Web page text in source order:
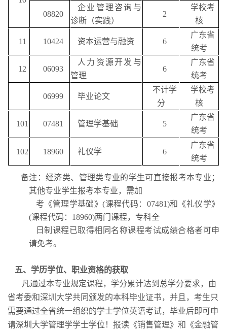
08820
企业管理咨询与
诊断（实践）
2
学校考
核
11 10424 资本运营与融资 6
广东省
统考
12 06093
人力资源开发与
管理
6
广东省
统考
06999 毕业论文
不计学
分
学校考
核
101 07481 管理学基础 5
广东省
统考
102 18960 礼仪学 6
广东省
统考
备注：经济类、管理类专业的学生可直接报考本专业；
其他专业学生报考本专业，需加
考《管理学基础》(课程代码： 07481)和《礼仪学》
(课程代码： 18960)两门课程，专科全
日制课程已取得相同名称课程考试成绩合格者可申
请免考。
五、学历学位、职业资格的获取
凡通过本专业规定课程，学分累计达到总学分要求，由
省考委和深圳大学共同颁发的本科毕业证书，并且，考生只
需要通过全省统一组织的学士学位英语考试，毕业后即可申
请深圳大学管理学学士学位！报读《销售管理》和《金融管